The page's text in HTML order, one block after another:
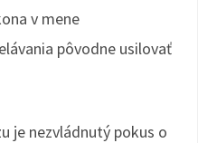
v mene
pôvodne usilovať
je nezvládnutý pokus o